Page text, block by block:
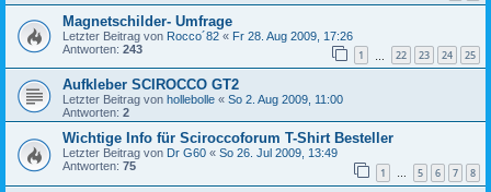
Magnetschilder- Umfrage
Letzter Beitrag von Rocco´82 « Fr 28. Aug 2009, 17:26
Antworten: 243 1 22 23 24 25
Aufkleber SCIROCCO GT2
Letzter Beitrag von hollebolle « So 2. Aug 2009, 11:00
Antworten: 2
Wichtige Info für Sciroccoforum T-Shirt Besteller
Letzter Beitrag von Dr G60 « So 26. Jul 2009, 13:49
Antworten: 75 1 … 5 6 7 8